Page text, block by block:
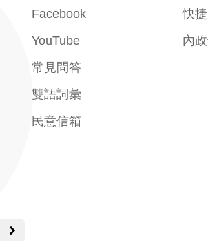
Facebook
YouTube
常見問答
雙語詞彙
民意信箱
快
內